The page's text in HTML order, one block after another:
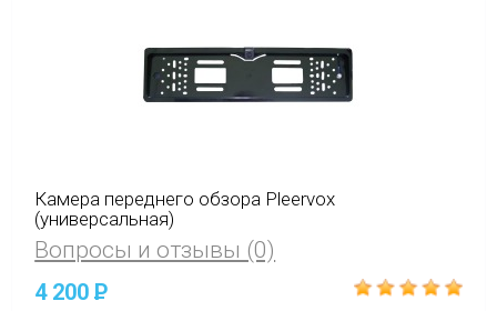
Камера переднего обзора Pleervox
(универсальная)
Вопросы и отзывы (0)
4 200P